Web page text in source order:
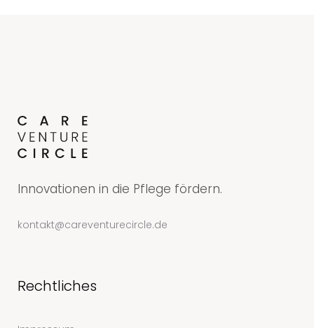
Innovationen in die Pflege fördern.
kontakt@careventurecircle.de
Rechtliches